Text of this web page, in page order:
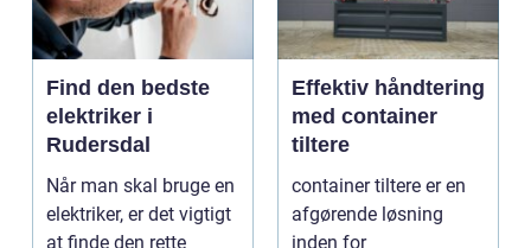
Find den bedste
elektriker i
Rudersdal
Når man skal bruge en
elektriker, er det vigtigt
at finde den rette
Effektiv håndtering
med container
tiltere
container tiltere er en
afgørende løsning
inden for